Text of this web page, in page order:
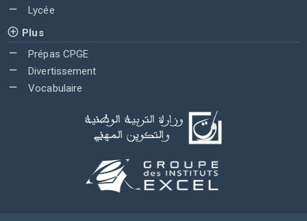
Lycée
Plus
Prépas CPGE
Divertissement
Vocabulaire